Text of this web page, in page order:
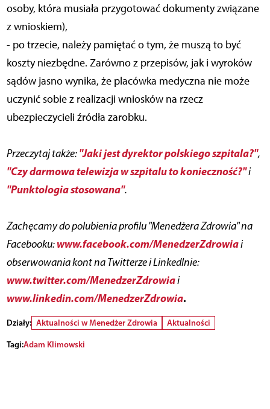
osoby, która musiała przygotować dokumenty związane
z wnioskiem),
- po trzecie, należy pamiętać o tym, że muszą to być
koszty niezbędne. Zarówno z przepisów, jak i wyroków
sądów jasno wynika, że placówka medyczna nie może
uczynić sobie z realizacji wniosków na rzecz
ubezpieczycieli źródła zarobku.
Przeczytaj także:"Jaki jest dyrektor polskiego szpitala?",
"Czy darmowa telewizja w szpitalu to konieczność?"i
"Punktologia stosowana".
Zachęcamy do polubienia profilu "Menedżera Zdrowia" na
Facebooku:www.facebook.com/MenedzerZdrowiai
obserwowania kont na Twitterze i LinkedInie:
www.twitter.com/MenedzerZdrowiai
www.linkedin.com/MenedzerZdrowia.
Działy: Aktualności w Menedżer Zdrowia
Aktualności
Tagi:Adam Klimowski